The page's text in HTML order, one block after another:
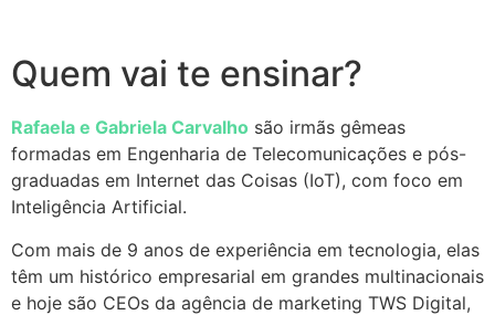
Quem vai te ensinar?
Rafaela e Gabriela Carvalho são irmãs gêmeas
formadas em Engenharia de Telecomunicações e pós-
graduadas em Internet das Coisas (IoT), com foco em
Inteligência Artificial.
Com mais de 9 anos de experiência em tecnologia, elas
têm um histórico empresarial em grandes multinacionais
e hoje são CEOs da agência de marketing TWS Digital,